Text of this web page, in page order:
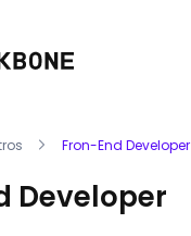
Fron-End Developer
Developer